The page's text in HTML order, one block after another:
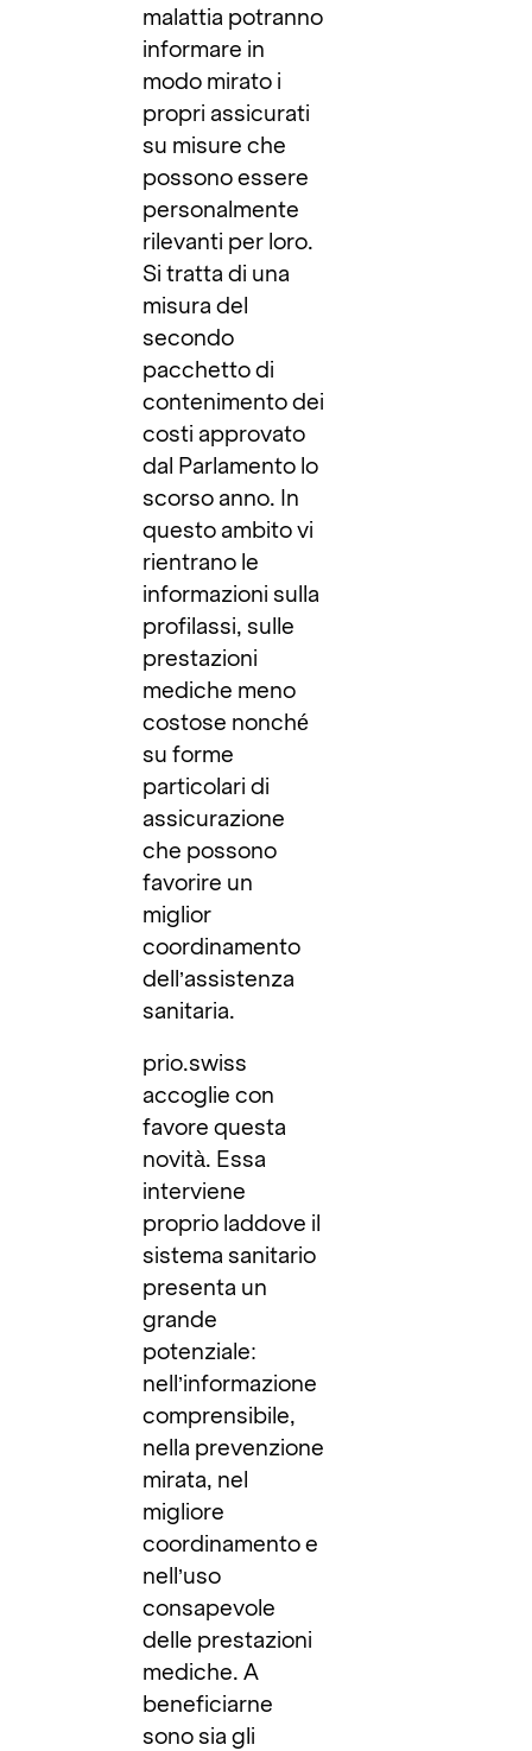
malattia potranno
informare in
modo mirato i
propri assicurati
su misure che
possono essere
personalmente
rilevanti per loro.
Si tratta di una
misura del
secondo
pacchetto di
contenimento dei
costi approvato
dal Parlamento lo
scorso anno. In
questo ambito vi
rientrano le
informazioni sulla
profilassi, sulle
prestazioni
mediche meno
costose nonché
su forme
particolari di
assicurazione
che possono
favorire un
miglior
coordinamento
dell’assistenza
sanitaria.
prio.swiss
accoglie con
favore questa
novità. Essa
interviene
proprio laddove il
sistema sanitario
presenta un
grande
potenziale:
nell’informazione
comprensibile,
nella prevenzione
mirata, nel
migliore
coordinamento e
nell’uso
consapevole
delle prestazioni
mediche. A
beneficiarne
sono sia gli